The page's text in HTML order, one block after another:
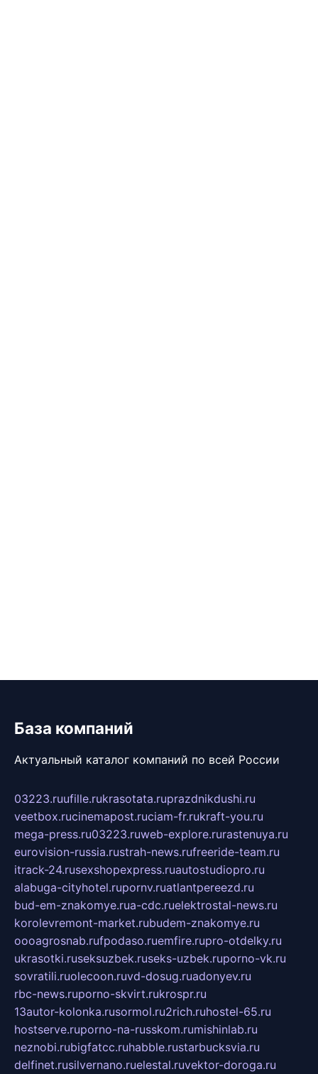
База компаний
Актуальный каталог компаний по всей России
03223.ruufille.rukrasotata.ruprazdnikdushi.ru
veetbox.rucinemapost.ruciam-fr.rukraft-you.ru
mega-press.ru03223.ruweb-explore.rurastenuya.ru
eurovision-russia.rustrah-news.rufreeride-team.ru
itrack-24.rusexshopexpress.ruautostudiopro.ru
alabuga-cityhotel.rupornv.ruatlantpereezd.ru
bud-em-znakomye.rua-cdc.ruelektrostal-news.ru
korolevremont-market.rubudem-znakomye.ru
oooagrosnab.rufpodaso.ruemfire.rupro-otdelky.ru
ukrasotki.ruseksuzbek.ruseks-uzbek.ruporno-vk.ru
sovratili.ruolecoon.ruvd-dosug.ruadonyev.ru
rbc-news.ruporno-skvirt.rukrospr.ru
13autor-kolonka.rusormol.ru2rich.ruhostel-65.ru
hostserve.ruporno-na-russkom.rumishinlab.ru
neznobi.rubigfatcc.ruhabble.rustarbucksvia.ru
delfinet.rusilvernano.ruelestal.ruvektor-doroga.ru